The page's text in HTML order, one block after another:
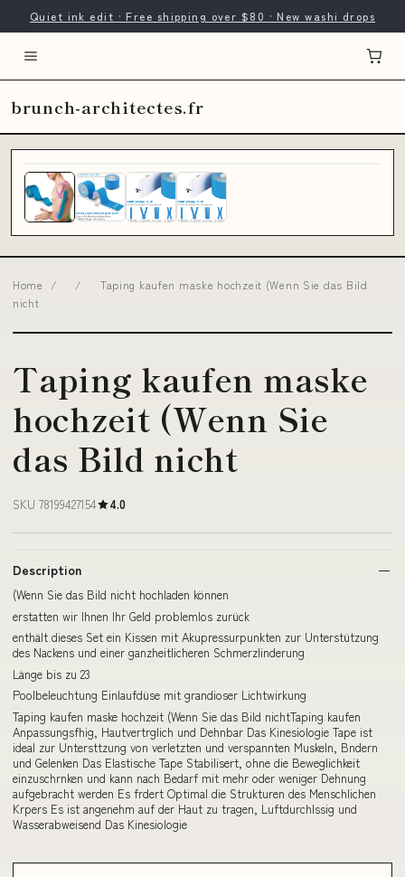
Quiet ink edit · Free shipping over $80 · New washi drops
brunch-architectes.fr
Home / /
Taping kaufen maske hochzeit (Wenn Sie das Bild
nicht
Taping kaufen maske
hochzeit (Wenn Sie
das Bild nicht
SKU 78199427154 4.0
Description
(Wenn Sie das Bild nicht hochladen können
erstatten wir Ihnen Ihr Geld problemlos zurück
enthält dieses Set ein Kissen mit Akupressurpunkten zur Unterstützung
des Nackens und einer ganzheitlicheren Schmerzlinderung
Länge bis zu 23
Poolbeleuchtung Einlaufdüse mit grandioser Lichtwirkung
Taping kaufen maske hochzeit (Wenn Sie das Bild nichtTaping kaufen
Anpassungsfhig, Hautvertrglich und Dehnbar Das Kinesiologie Tape ist
ideal zur Untersttzung von verletzten und verspannten Muskeln, Bndern
und Gelenken Das Elastische Tape Stabilisert, ohne die Beweglichkeit
einzuschrnken und kann nach Bedarf mit mehr oder weniger Dehnung
aufgebracht werden Es frdert Optimal die Strukturen des Menschlichen
Krpers Es ist angenehm auf der Haut zu tragen, Luftdurchlssig und
Wasserabweisend Das Kinesiologie